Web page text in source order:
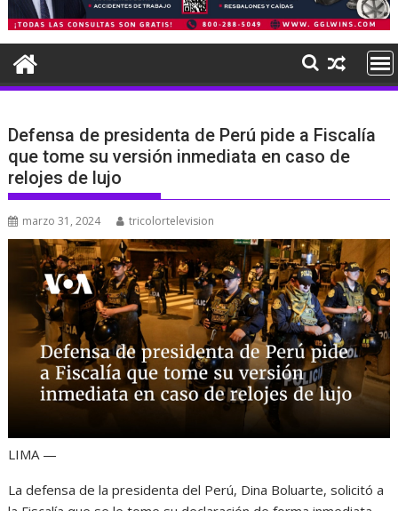
Defensa de presidenta de Perú pide a Fiscalía
que tome su versión inmediata en caso de
relojes de lujo
marzo 31, 2024 tricolortelevision
LIMA —
La defensa de la presidenta del Perú, Dina Boluarte, solicitó a